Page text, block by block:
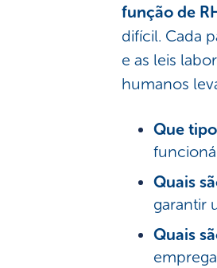
função de
difícil. Cada
e as leis
humanos
Que
Quais
garantir
Quais